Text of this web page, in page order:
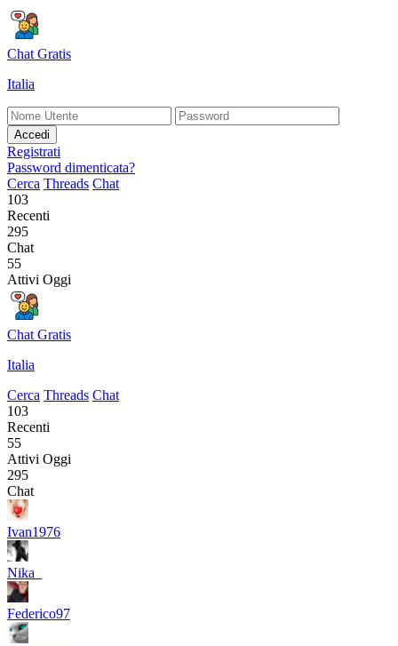
Chat Gratis
Italia
Accedi
Registrati
Password dimenticata?
Cerca Threads Chat
103
Recenti
295
Chat
55
Attivi Oggi
Chat Gratis
Italia
Cerca Threads Chat
103
Recenti
55
Attivi Oggi
295
Chat
Ivan1976
Nika_
Federico97